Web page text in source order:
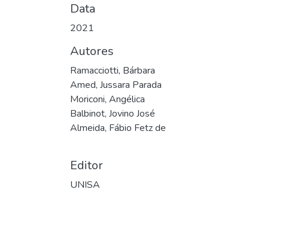
Data
2021
Autores
Ramacciotti, Bárbara
Amed, Jussara Parada
Moriconi, Angélica
Balbinot, Jovino José
Almeida, Fábio Fetz de
Editor
UNISA